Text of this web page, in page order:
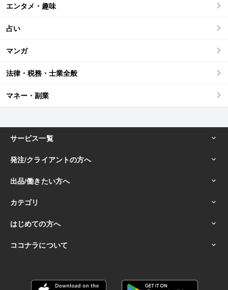
エンタメ・趣味
占い
マンガ
法律・税務・士業全般
マネー・副業